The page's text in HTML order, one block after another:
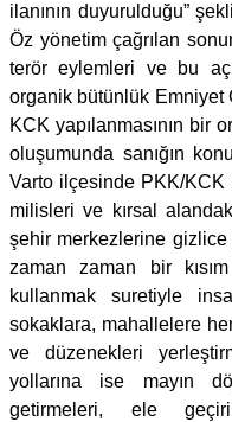
ilanının duyurulduğu”
Öz yönetim çağrılan
terör eylemleri ve bu
organik bütünlük Emniyet
KCK yapılanmasının bir
oluşumunda sanığın
Varto ilçesinde PKK/KCK
milisleri ve kırsal
şehir merkezlerine gizlice
zaman zaman bir
kullanmak suretiyle
sokaklara, mahallelere
ve düzenekleri
yollarına ise mayın
getirmeleri, ele